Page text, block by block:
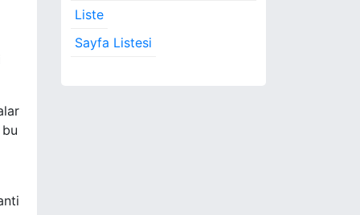
Liste
Sayfa Listesi